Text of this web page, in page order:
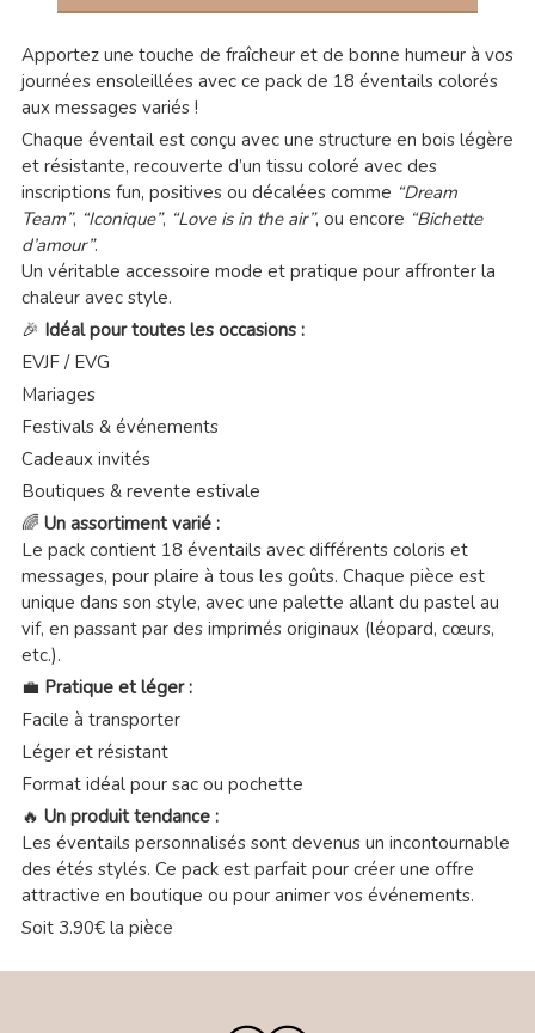
Apportez une touche de fraîcheur et de bonne humeur à vos
journées ensoleillées avec ce pack de 18 éventails colorés
aux messages variés !
Chaque éventail est conçu avec une structure en bois légère
et résistante, recouverte d’un tissu coloré avec des
inscriptions fun, positives ou décalées comme “Dream
Team”, “Iconique”, “Love is in the air”, ou encore “Bichette
d’amour”.
Un véritable accessoire mode et pratique pour affronter la
chaleur avec style.
🎉 Idéal pour toutes les occasions :
EVJF / EVG
Mariages
Festivals & événements
Cadeaux invités
Boutiques & revente estivale
🌈 Un assortiment varié :
Le pack contient 18 éventails avec différents coloris et
messages, pour plaire à tous les goûts. Chaque pièce est
unique dans son style, avec une palette allant du pastel au
vif, en passant par des imprimés originaux (léopard, cœurs,
etc.).
💼 Pratique et léger :
Facile à transporter
Léger et résistant
Format idéal pour sac ou pochette
🔥 Un produit tendance :
Les éventails personnalisés sont devenus un incontournable
des étés stylés. Ce pack est parfait pour créer une offre
attractive en boutique ou pour animer vos événements.
Soit 3.90€ la pièce